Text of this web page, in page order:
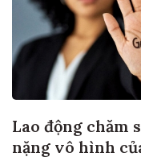
Lao động chăm
nặng vô hình